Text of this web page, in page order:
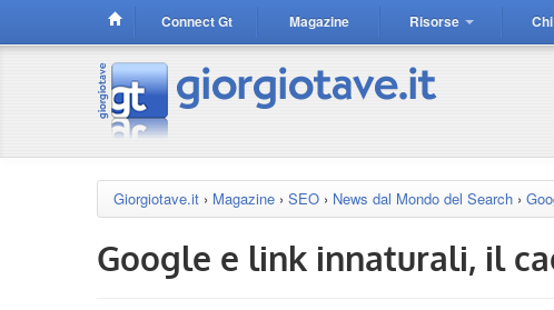
Connect Gt Magazine Risorse
Giorgiotave.it › Magazine › SEO › News dal Mondo del Search ›
Google e link innaturali, il